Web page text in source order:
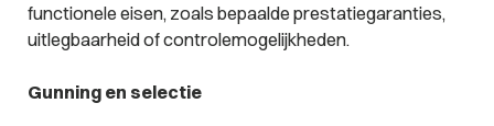
functionele eisen, zoals bepaalde prestatiegaranties,
uitlegbaarheid of controlemogelijkheden.
Gunning en selectie